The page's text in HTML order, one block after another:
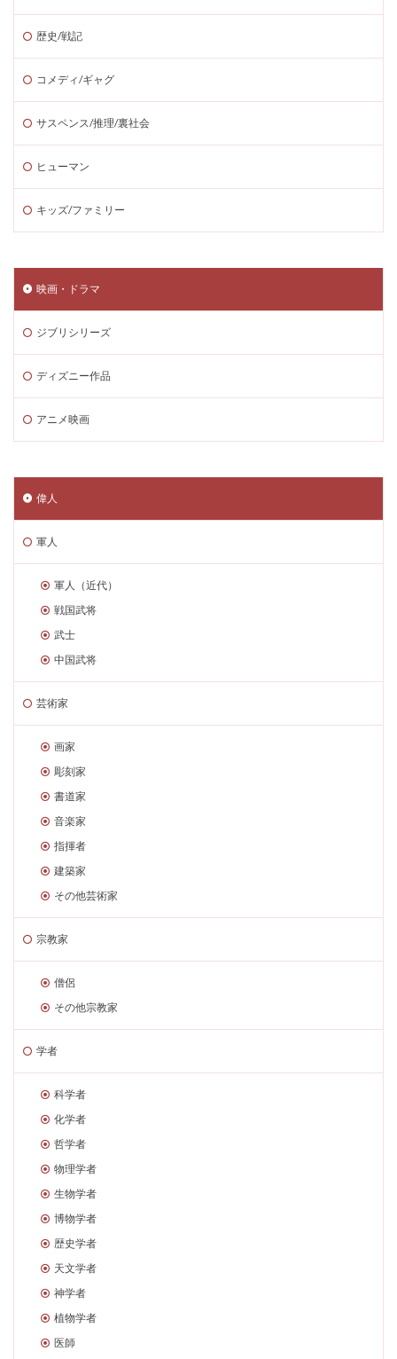
歴史/戦記
コメディ/ギャグ
サスペンス/推理/裏社会
ヒューマン
キッズ/ファミリー
映画・ドラマ
ジブリシリーズ
ディズニー作品
アニメ映画
偉人
軍人
軍人（近代）
戦国武将
武士
中国武将
芸術家
画家
彫刻家
書道家
音楽家
指揮者
建築家
その他芸術家
宗教家
僧侶
その他宗教家
学者
科学者
化学者
哲学者
物理学者
生物学者
博物学者
歴史学者
天文学者
神学者
植物学者
医師